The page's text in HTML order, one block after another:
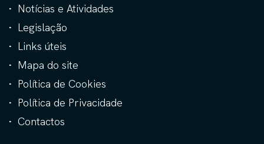
Notícias e Atividades
Legislação
Links úteis
Mapa do site
Política de Cookies
Política de Privacidade
Contactos